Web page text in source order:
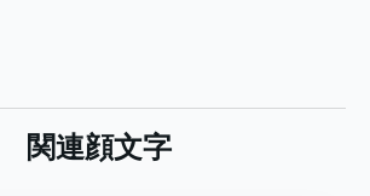
関連顔文字